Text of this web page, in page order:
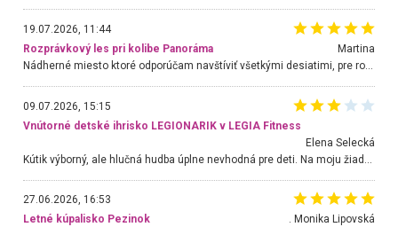
19.07.2026, 11:44
Rozprávkový les pri kolibe Panoráma
Martina
Nádherné miesto ktoré odporúčam navštíviť všetkými desiatimi, pre rodiny s deťmi, dôchodcom... Proste a jednoducho ozaj rozprávkový les.. určite ešte prídeme. Odniesli sme si na pamiatku krásne tričká,
09.07.2026, 15:15
Vnútorné detské ihrisko LEGIONARIK v LEGIA Fitness
Elena Selecká
27.06.2026, 16:53
Letné kúpalisko Pezinok
. Monika Lipovská